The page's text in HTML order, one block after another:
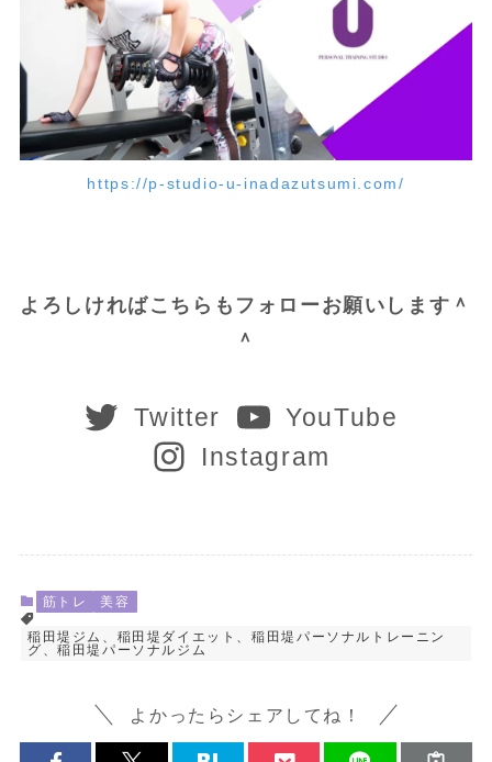
https://p-studio-u-inadazutsumi.com/
よろしければこちらもフォローお願いします＾
＾
Twitter
YouTube
Instagram
筋トレ 美容
稲田堤ジム、稲田堤ダイエット、稲田堤パーソナルトレーニン
グ、稲田堤パーソナルジム
よかったらシェアしてね！